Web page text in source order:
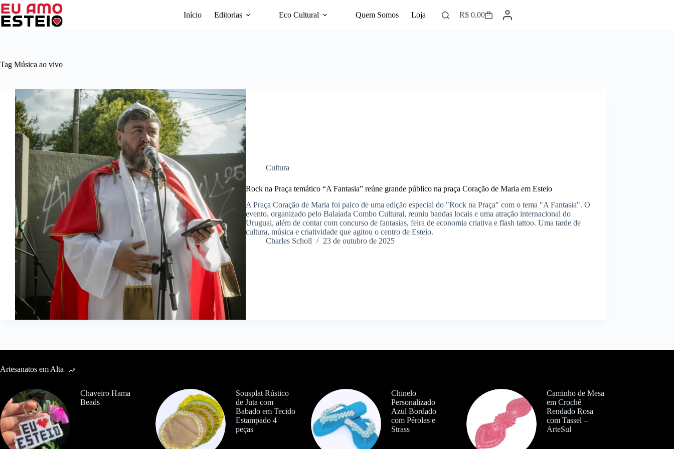
Pular
para
Início Editorias Eco Cultural Quem Somos Loja Carrinho
R$ 0,00
Tag Música ao vivo
Cultura
Rock na Praça temático “A Fantasia” reúne grande público na praça Coração de Maria em Esteio
A Praça Coração de Maria foi palco de uma edição especial do "Rock na Praça" com o tema "A Fantasia". O
evento, organizado pelo Balaiada Combo Cultural, reuniu bandas locais e uma atração internacional do
Uruguai, além de contar com concurso de fantasias, feira de economia criativa e flash tattoo. Uma tarde de
cultura, música e criatividade que agitou o centro de Esteio.
Charles Scholl
23 de outubro de 2025
Artesanatos em Alta
Chaveiro Hama
Beads
Sousplat Rústico
de Juta com
Babado em Tecido
Estampado 4
peças
Chinelo
Personalizado
Azul Bordado
com Pérolas e
Strass
Caminho de Mesa
em Crochê
Rendado Rosa
com Tassel –
ArteSul